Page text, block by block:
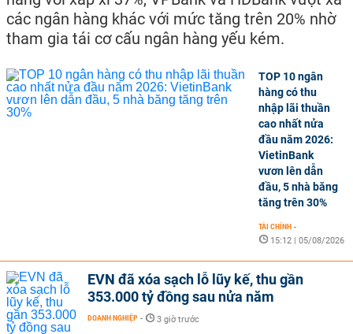
các ngân hàng khác với mức tăng trên 20% nhờ
tham gia tái cơ cấu ngân hàng yếu kém.
TOP 10 ngân
hàng có thu
nhập lãi thuần
cao nhất nửa
đầu năm 2026:
VietinBank
vươn lên dẫn
đầu, 5 nhà băng
tăng trên 30%
TÀI CHÍNH -
15:12 | 05/08/2026
EVN đã xóa sạch lỗ lũy kế, thu gần
353.000 tỷ đồng sau nửa năm
DOANH NGHIỆP - 3 giờ trước